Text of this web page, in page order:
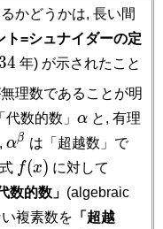
かどうかは, 長い間
ト=シュナイダーの定
4 年) が示されたこと
理数であることが明
数的数」 \alpha
α と, 有理
\alpha
^\beta
αβ は「超越数」で
f(x)
f(x) に対して
= 0
数的数」 (algebraic
複素数を 「超越